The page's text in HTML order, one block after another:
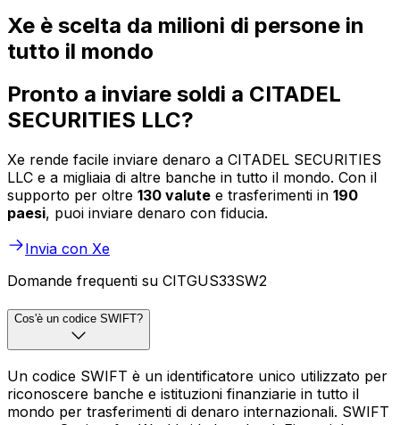
Xe è scelta da milioni di persone in
tutto il mondo
Pronto a inviare soldi a CITADEL
SECURITIES LLC?
Xe rende facile inviare denaro a CITADEL SECURITIES
LLC e a migliaia di altre banche in tutto il mondo. Con il
supporto per oltre 130 valute e trasferimenti in 190
paesi, puoi inviare denaro con fiducia.
Invia con Xe
Domande frequenti su CITGUS33SW2
Cos'è un codice SWIFT?
Un codice SWIFT è un identificatore unico utilizzato per
riconoscere banche e istituzioni finanziarie in tutto il
mondo per trasferimenti di denaro internazionali. SWIFT